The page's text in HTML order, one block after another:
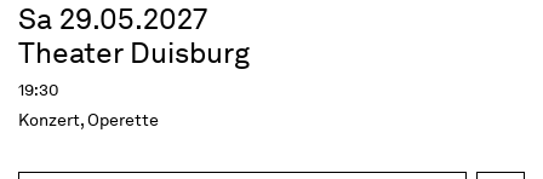
Sa 29.05.2027
Theater Duisburg
19:30
Konzert, Operette